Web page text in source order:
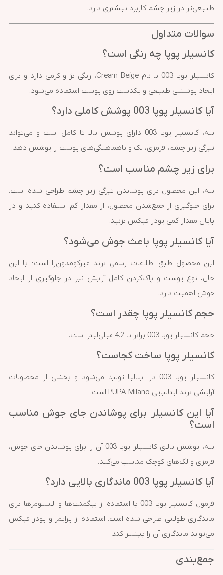
طبیعی‌تر در زیر چشم کاربرد بیشتری دارد.
سوالات متداول
کانسیلر پوپا چه رنگی است؟
کانسیلر پوپا 003 با نام Cream Beige، رنگی بژ و کرمی دارد و برای
ایجاد پوششی طبیعی و یکدست روی پوست استفاده می‌شود.
آیا کانسیلر پوپا 003 پوشش کاملی دارد؟
بله، کانسیلر پوپا 003 دارای پوشش بالا تا کامل است و می‌تواند
تیرگی زیر چشم، قرمزی، لک و ناهماهنگی‌های پوست را پوشش دهد.
برای زیر چشم مناسب است؟
بله، این محصول برای پوشاندن تیرگی زیر چشم طراحی شده است.
برای جلوگیری از جمع‌شدن محصول، از مقدار کم استفاده کنید و در
پایان مقدار کمی پودر فیکس بزنید.
آیا کانسیلر پوپا باعث جوش می‌شود؟
این محصول طبق اطلاعات رسمی برند غیرکومدون‌زا است؛ با این
حال، نوع پوست و پاک‌کردن کامل آرایش نیز در جلوگیری از ایجاد
جوش اهمیت دارد.
حجم کانسیلر پوپا چقدر است؟
حجم کانسیلر پوپا 003 برابر با 4.2 میلی‌لیتر است.
کانسیلر پوپا ساخت کجاست؟
کانسیلر پوپا 003 در ایتالیا تولید می‌شود و بخشی از محصولات
آرایشی برند ایتالیایی PUPA Milano است.
آیا این کانسیلر برای پوشاندن جای جوش مناسب
است؟
بله، پوشش بالای کانسیلر پوپا 003 آن را برای پوشاندن جای جوش،
قرمزی و لک‌های کوچک مناسب می‌کند.
آیا کانسیلر پوپا 003 ماندگاری بالایی دارد؟
فرمول کانسیلر پوپا 003 با استفاده از پیگمنت‌ها و الاستومرها برای
ماندگاری طولانی طراحی شده است. استفاده از پرایمر و پودر فیکس
می‌تواند ماندگاری آن را بیشتر کند.
جمع‌بندی